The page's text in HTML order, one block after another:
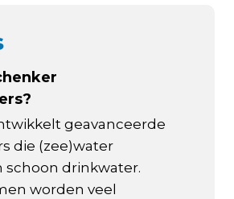
geavanceerde
die (zee)water
schoon drinkwater.
worden veel